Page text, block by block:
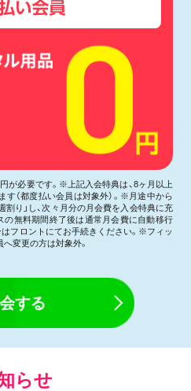
が必要です。※上記入会特典は、8ヶ月以上
（都度払い会員は対象外）。※月途中から
割り」し、次々月分の月会費を入会特典に充
無料期間終了後は通常月会費に自動移行
フロントにてお手続きください。※フィッ
変更の方は対象外。
する
らせ